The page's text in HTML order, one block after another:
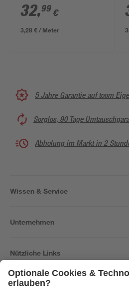
10,05 m x 0,53 m
32,99 €
3,28 € / Meter
5 Jahre Garantie auf toom
Sorglos, 90 Tage
Abholung im Markt in 2
Wissen & Service
Unternehmen
Nützliche Links